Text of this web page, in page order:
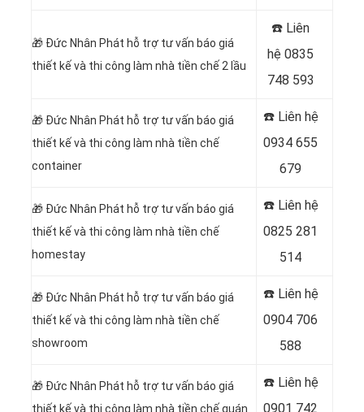
🎁 Đức Nhân Phát hỗ trợ tư vấn báo giá
thiết kế và thi công làm nhà tiền chế 2 lầu
☎️ Liên
hệ 0835
748 593
🎁 Đức Nhân Phát hỗ trợ tư vấn báo giá
thiết kế và thi công làm nhà tiền chế
container
☎️ Liên hệ
0934 655
679
🎁 Đức Nhân Phát hỗ trợ tư vấn báo giá
thiết kế và thi công làm nhà tiền chế
homestay
☎️ Liên hệ
0825 281
514
🎁 Đức Nhân Phát hỗ trợ tư vấn báo giá
thiết kế và thi công làm nhà tiền chế
showroom
☎️ Liên hệ
0904 706
588
🎁 Đức Nhân Phát hỗ trợ tư vấn báo giá
thiết kế và thi công làm nhà tiền chế quán
☎️ Liên hệ
0901 742